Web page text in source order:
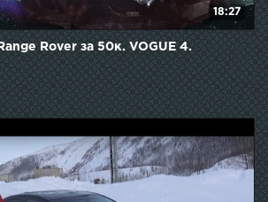
18:27
Rover за 50к. VOGUE 4.